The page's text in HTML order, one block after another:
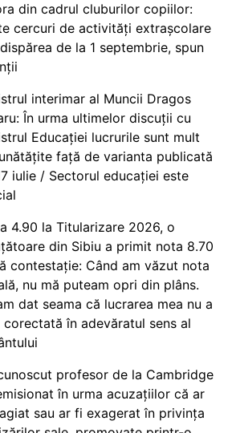
din cadrul cluburilor copiilor:
cercuri de activități extrașcolare
de la 1 septembrie, spun
interimar al Muncii Dragos
În urma ultimelor discuții cu
Educației lucrurile sunt mult
față de varianta publicată
iulie / Sectorul educației este
4.90 la Titularizare 2026, o
din Sibiu a primit nota 8.70
contestație: Când am văzut nota
nu mă puteam opri din plâns.
dat seama că lucrarea mea nu a
în adevăratul sens al
profesor de la Cambridge
în urma acuzațiilor că ar
sau ar fi exagerat în privința